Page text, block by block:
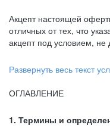
Акцепт настоящей
отличных от тех, что
акцепт под условием, не
Развернуть весь текст
ОГЛАВЛЕНИЕ
1. Термины и